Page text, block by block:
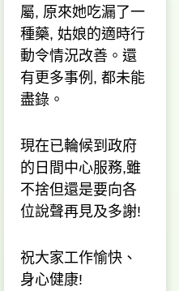
屬, 原來她吃漏了一
種藥, 姑娘的適時行
動令情況改善。還
有更多事例, 都未能
盡錄。
現在已輪候到政府
的日間中心服務,雖
不捨但還是要向各
位說聲再見及多謝!
祝大家工作愉快、
身心健康!